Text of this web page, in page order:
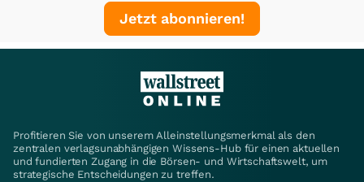
Jetzt abonnieren!
Profitieren Sie von unserem Alleinstellungsmerkmal als den
zentralen verlagsunabhängigen Wissens-Hub für einen aktuellen
und fundierten Zugang in die Börsen- und Wirtschaftswelt, um
strategische Entscheidungen zu treffen.